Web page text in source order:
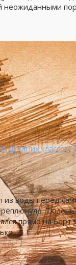
неожиданными
средних классов,
воды перед
прямо на борт
…